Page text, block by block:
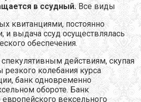
в ссудный. Все виды
квитанциями, постоянно
и выдача ссуд осуществлялась
обеспечения.
действиям, скупая
колебания курса
банк одновременно
обороте. Банк
вексельного